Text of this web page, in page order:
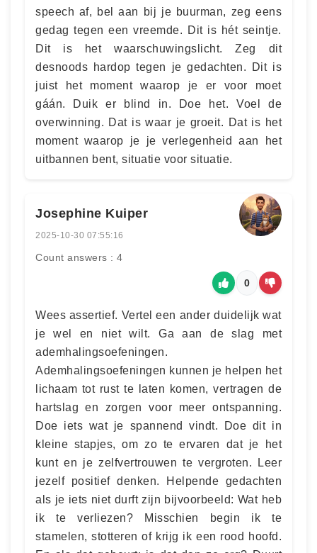
speech af, bel aan bij je buurman, zeg eens
gedag tegen een vreemde. Dit is hét seintje.
Dit is het waarschuwingslicht. Zeg dit
desnoods hardop tegen je gedachten. Dit is
juist het moment waarop je er voor moet
gáán. Duik er blind in. Doe het. Voel de
overwinning. Dat is waar je groeit. Dat is het
moment waarop je je verlegenheid aan het
uitbannen bent, situatie voor situatie.
Josephine Kuiper
2025-10-30 07:55:16
Count answers : 4
0
Wees assertief. Vertel een ander duidelijk wat
je wel en niet wilt. Ga aan de slag met
ademhalingsoefeningen.
Ademhalingsoefeningen kunnen je helpen het
lichaam tot rust te laten komen, vertragen de
hartslag en zorgen voor meer ontspanning.
Doe iets wat je spannend vindt. Doe dit in
kleine stapjes, om zo te ervaren dat je het
kunt en je zelfvertrouwen te vergroten. Leer
jezelf positief denken. Helpende gedachten
als je iets niet durft zijn bijvoorbeeld: Wat heb
ik te verliezen? Misschien begin ik te
stamelen, stotteren of krijg ik een rood hoofd.